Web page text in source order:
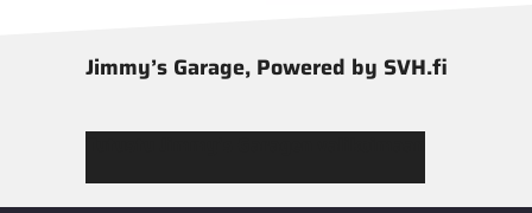
Jimmy’s Garage, Powered by SVH.fi